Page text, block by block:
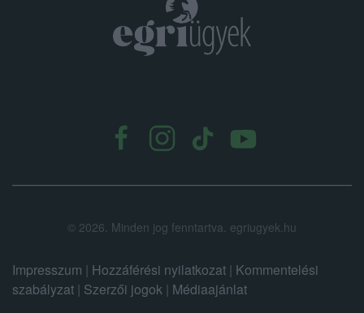
© 2026. Minden jog fenntartva. egriugyek.hu
Impresszum | Hozzáférési nyilatkozat | Kommentelési
szabályzat | Szerzői jogok | Médiaajánlat